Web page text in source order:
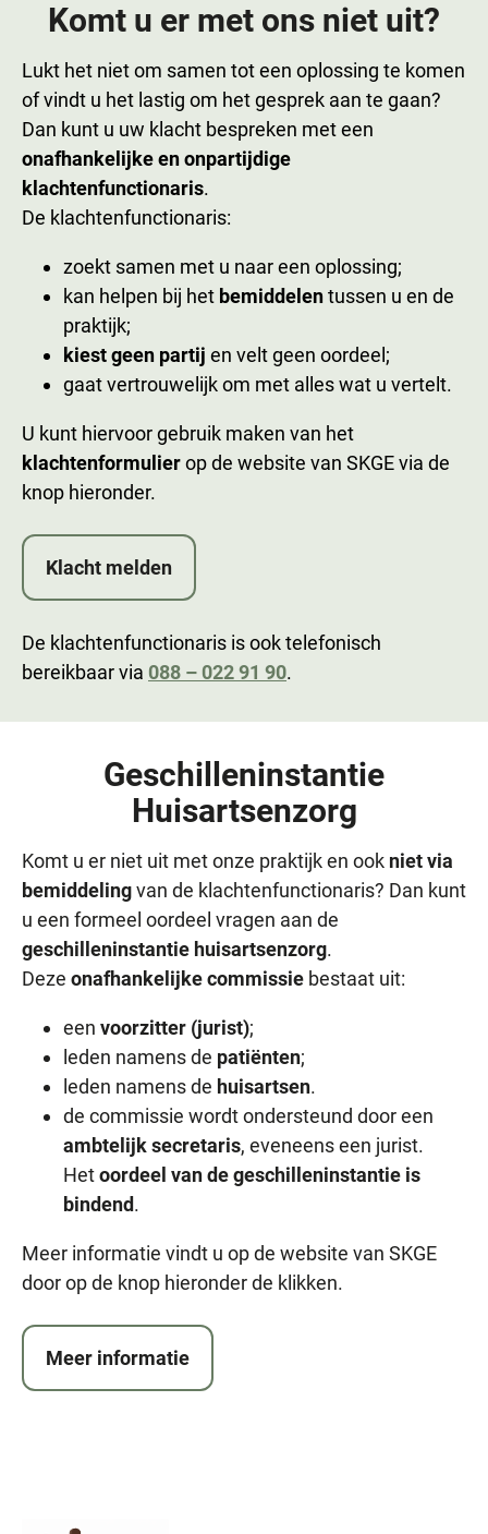
Komt u er met ons niet uit?
Lukt het niet om samen tot een oplossing te komen
of vindt u het lastig om het gesprek aan te gaan?
Dan kunt u uw klacht bespreken met een
onafhankelijke en onpartijdige
klachtenfunctionaris.
De klachtenfunctionaris:
zoekt samen met u naar een oplossing;
kan helpen bij het bemiddelentussen u en de
praktijk;
kiest geen partij en velt geen oordeel;
gaat vertrouwelijk om met alles wat u vertelt.
U kunt hiervoor gebruik maken van het
klachtenformulierop de website van SKGE via de
knop hieronder.
Klacht melden
De klachtenfunctionaris is ook telefonisch
bereikbaar via 088 – 022 91 90.
Geschilleninstantie
Huisartsenzorg
Komt u er niet uit met onze praktijk en ook niet via
bemiddelingvan de klachtenfunctionaris? Dan kunt
u een formeel oordeel vragen aan de
geschilleninstantie huisartsenzorg.
Deze onafhankelijke commissie bestaat uit:
een voorzitter (jurist);
leden namens de patiënten;
leden namens de huisartsen.
de commissie wordt ondersteund door een
ambtelijk secretaris, eveneens een jurist.
Hetoordeel van de geschilleninstantie is
bindend.
Meer informatie vindt u op de website van SKGE
door op de knop hieronder de klikken.
Meer informatie